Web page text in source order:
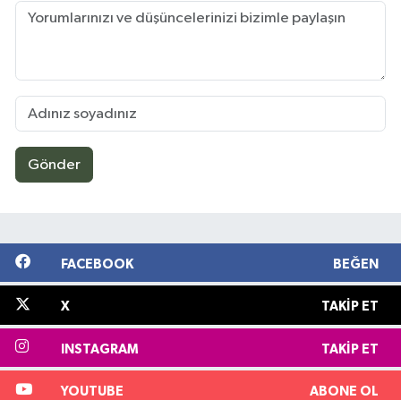
Gönder
FACEBOOK BEĞEN
X TAKIP ET
INSTAGRAM TAKIP ET
YOUTUBE ABONE OL